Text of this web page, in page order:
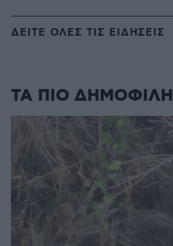
ΔΕΙΤΕ ΟΛΕΣ ΤΙΣ ΕΙΔΗΣΕΙΣ
ΤΑ ΠΙΟ ΔΗΜΟΦΙΛΗ